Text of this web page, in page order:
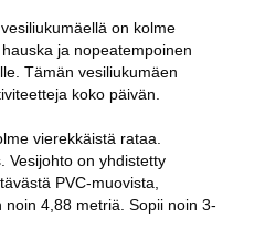
on kolme
ja nopeatempoinen
Tämän vesiliukumäen
koko päivän.
vierekkäistä rataa.
Vesijohto on yhdistetty
PVC-muovista,
4,88 metriä. Sopii noin 3-